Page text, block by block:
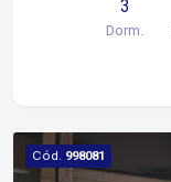
Florestal
Sorocaba Aproximadamente 5 minutos da
comércios,
Condomínio com
3
Dorm.
Cód. 998081